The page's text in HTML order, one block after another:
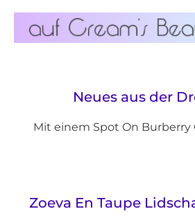
Neues aus der
Mit einem Spot On Burberry
Zoeva En Taupe